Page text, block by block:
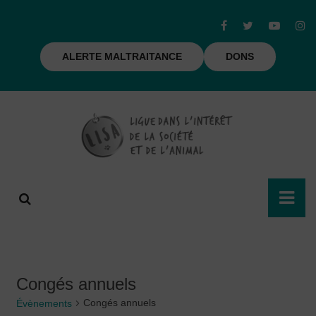
ALERTE MALTRAITANCE DONS
Congés annuels
Évènements Congés annuels